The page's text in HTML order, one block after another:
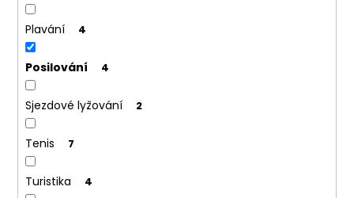
Plavání 4
Posilování 4
Sjezdové lyžování 2
Tenis 7
Turistika 4